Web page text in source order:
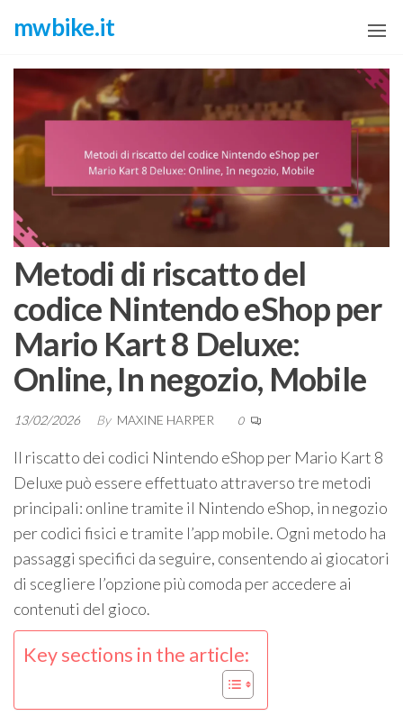
content
mwbike.it
Metodi di riscatto del
codice Nintendo eShop per
Mario Kart 8 Deluxe:
Online, In negozio, Mobile
13/02/2026 By MAXINE HARPER 0
Il riscatto dei codici Nintendo eShop per Mario Kart 8
Deluxe può essere effettuato attraverso tre metodi
principali: online tramite il Nintendo eShop, in negozio
per codici fisici e tramite l’app mobile. Ogni metodo ha
passaggi specifici da seguire, consentendo ai giocatori
di scegliere l’opzione più comoda per accedere ai
contenuti del gioco.
Key sections in the article: